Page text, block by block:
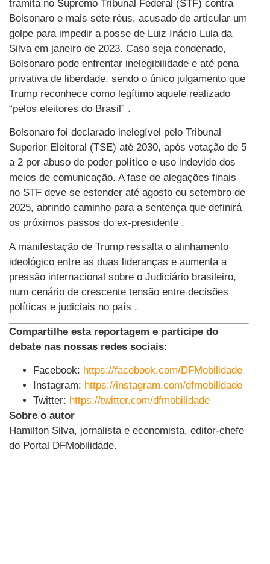
tramita no Supremo Tribunal Federal (STF) contra
Bolsonaro e mais sete réus, acusado de articular um
golpe para impedir a posse de Luiz Inácio Lula da
Silva em janeiro de 2023. Caso seja condenado,
Bolsonaro pode enfrentar inelegibilidade e até pena
privativa de liberdade, sendo o único julgamento que
Trump reconhece como legítimo aquele realizado
“pelos eleitores do Brasil” .
Bolsonaro foi declarado inelegível pelo Tribunal
Superior Eleitoral (TSE) até 2030, após votação de 5
a 2 por abuso de poder político e uso indevido dos
meios de comunicação. A fase de alegações finais
no STF deve se estender até agosto ou setembro de
2025, abrindo caminho para a sentença que definirá
os próximos passos do ex-presidente .
A manifestação de Trump ressalta o alinhamento
ideológico entre as duas lideranças e aumenta a
pressão internacional sobre o Judiciário brasileiro,
num cenário de crescente tensão entre decisões
políticas e judiciais no país .
Compartilhe esta reportagem e participe do
debate nas nossas redes sociais:
Facebook: https://facebook.com/DFMobilidade
Instagram: https://instagram.com/dfmobilidade
Twitter: https://twitter.com/dfmobilidade
Sobre o autor
Hamilton Silva, jornalista e economista, editor-chefe
do Portal DFMobilidade.